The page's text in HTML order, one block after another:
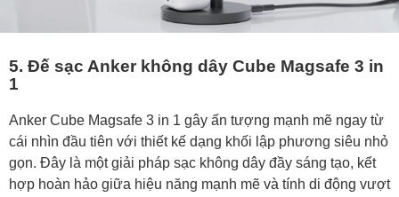
5. Đế sạc Anker không dây Cube Magsafe 3 in
1
Anker Cube Magsafe 3 in 1 gây ấn tượng mạnh mẽ ngay từ
cái nhìn đầu tiên với thiết kế dạng khối lập phương siêu nhỏ
gọn. Đây là một giải pháp sạc không dây đầy sáng tạo, kết
hợp hoàn hảo giữa hiệu năng mạnh mẽ và tính di động vượt